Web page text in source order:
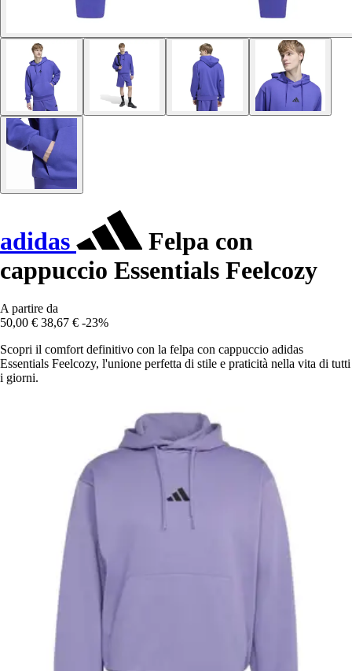
adidas
Felpa con
cappuccio Essentials Feelcozy
A partire da
50,00 € 38,67 € -23%
Scopri il comfort definitivo con la felpa con cappuccio adidas
Essentials Feelcozy, l'unione perfetta di stile e praticità nella vita di tutti
i giorni.